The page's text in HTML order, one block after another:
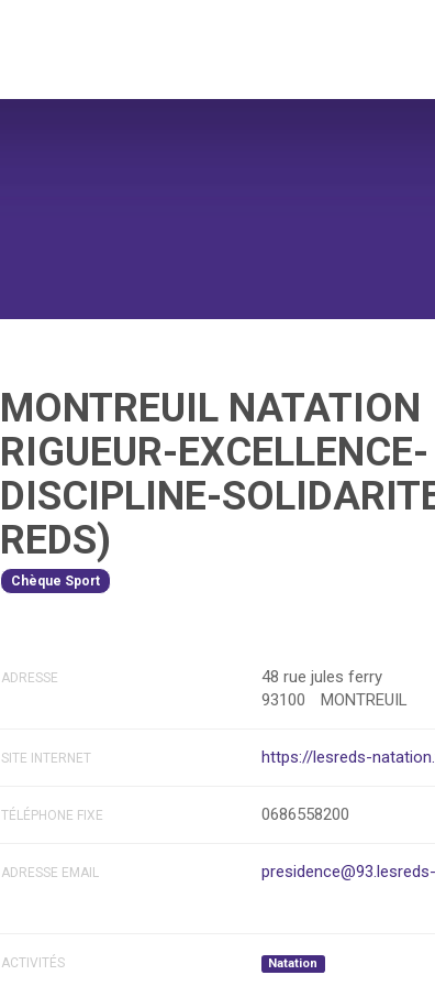
MONTREUIL NATATION
RIGUEUR-EXCELLENCE-
DISCIPLINE-
REDS)
Chèque Sport
ADRESSE
48 rue jules ferry
93100
MONTREUIL
SITE INTERNET https://lesreds-
TÉLÉPHONE FIXE 0686558200
ADRESSE EMAIL
ACTIVITÉS Natation